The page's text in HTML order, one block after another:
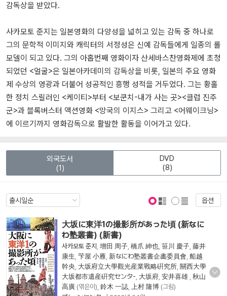
감독상을 받았다.
사카모토 준지는 일본영화의 다양성을 넓히고 있는 감독 중 하나로
그의 문학적 이미지와 캐릭터의 서정성은 신예 감독들에게 일종의 롤
모델이 되고 있다. 그의 아홉번째 영화이자 산세바스찬영화제에 초청
되었던 <얼굴>은 일본아카데미의 감독상을 비롯, 일본의 주요 영화
제 수상의 영광과 더불어 성공적인 흥행 성적을 거두었다. 그는 황홀
한 정치 스릴러인 <케이티>부터 <보쿤치-내가 사는 곳><클럽 진주
군>과 블록버스터 액션영화 <망국의 이지스> 그리고 <어웨이크닝>
에 이르기까지 영화감독으로 활발한 활동을 이어가고 있다.
외국도서
(1)
DVD
(8)
옵션
大坂に東洋1の撮影所があった頃 (新なに
わ塾叢書) (新書)
사카모토 준지 增田 周子 橋爪 紳也 笹川 慶子 藤井
康生 芐屋 小雁 新なにわ塾叢書企畵委員會 船越
幹央 大坂府立大學觀光産業戰略硏究所 關西大學
大坂都市遺産硏究センタ- 大坂府 安井喜雄 秋山
高廣 (엮은이), 鈴木 一誌 上村 隆博 (그림)